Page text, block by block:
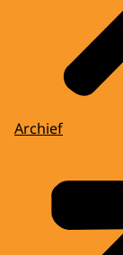
Archief